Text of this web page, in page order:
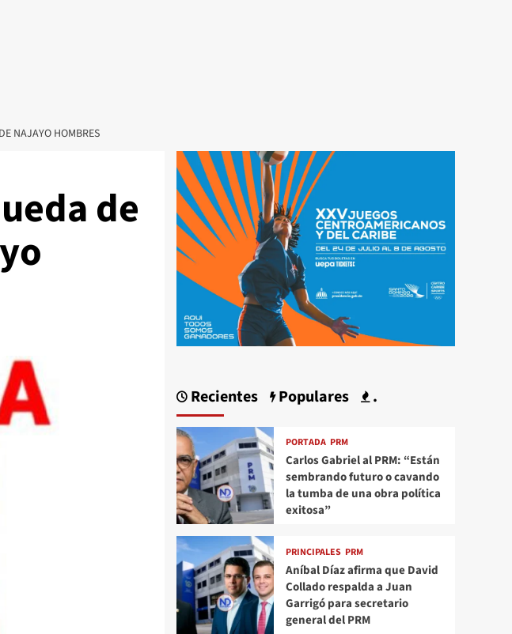
NAJAYO HOMBRES
de
Recientes Populares .
PORTADA PRM
Carlos Gabriel al PRM: “Están
sembrando futuro o cavando
la tumba de una obra política
exitosa”
PRINCIPALES PRM
Aníbal Díaz afirma que David
Collado respalda a Juan
Garrigó para secretario
general del PRM